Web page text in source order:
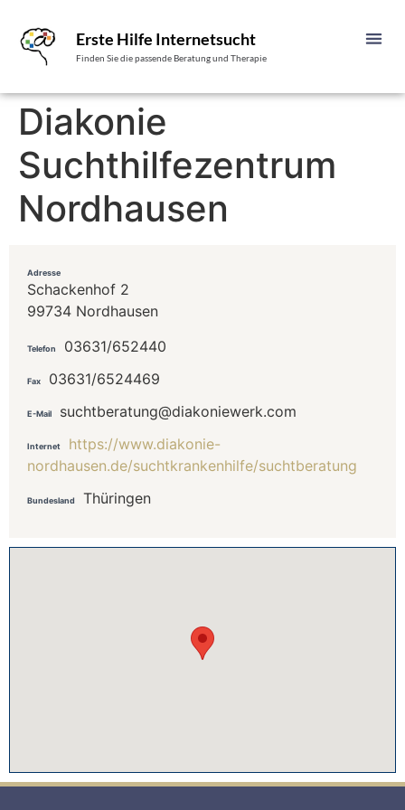
Erste Hilfe Internetsucht
Finden Sie die passende Beratung und Therapie
Diakonie
Suchthilfezentrum
Nordhausen
Adresse
Schackenhof 2
99734 Nordhausen
Telefon 03631/652440
Fax 03631/6524469
E-Mail suchtberatung@diakoniewerk.com
Internet
https://www.diakonie-
nordhausen.de/suchtkrankenhilfe/suchtberatung
Bundesland Thüringen